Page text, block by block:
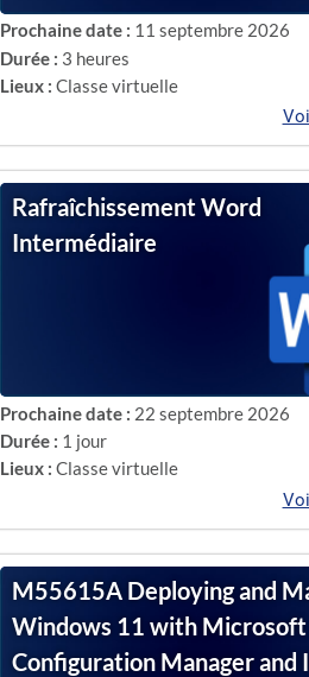
Prochaine date : 11 septembre 2026
Durée : 3 heures
Lieux : Classe virtuelle
Rafraîchissement Word
Intermédiaire
Prochaine date : 22 septembre 2026
Durée : 1 jour
Lieux : Classe virtuelle
M55615A Deploying and
Windows 11 with Microsoft
Configuration Manager and